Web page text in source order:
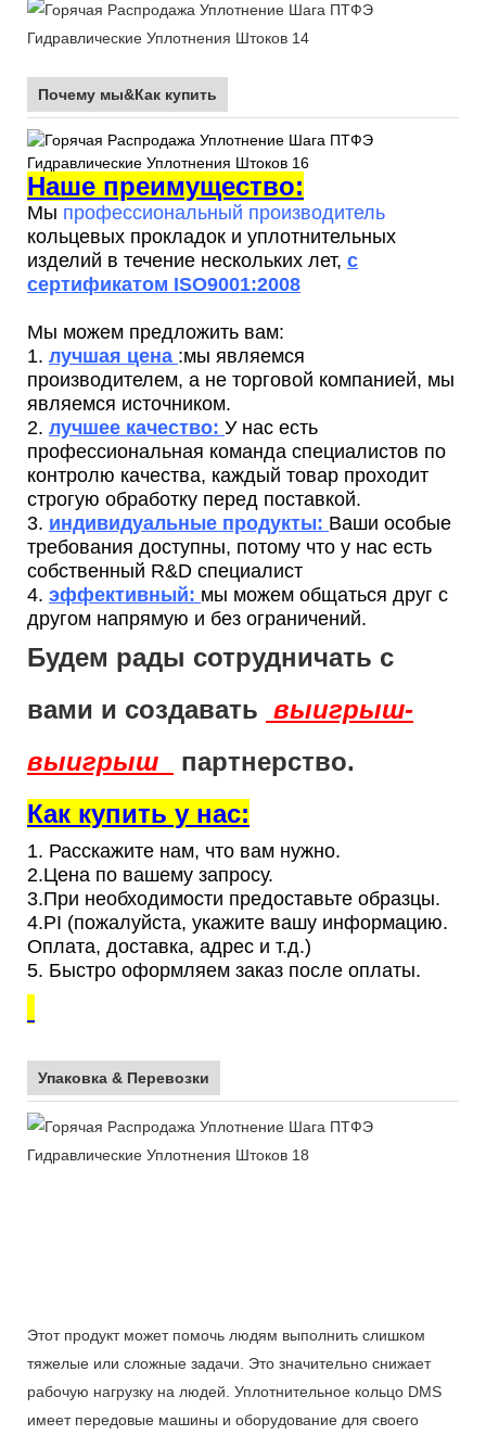
Почему мы&Как купить
Наше преимущество:
Мы профессиональный производитель
кольцевых прокладок и уплотнительных
изделий в течение нескольких лет, с
сертификатом ISO9001:2008
Мы можем предложить вам:
1. лучшая цена :мы являемся
производителем, а не торговой компанией, мы
являемся источником.
2. лучшее качество: У нас есть
профессиональная команда специалистов по
контролю качества, каждый товар проходит
строгую обработку перед поставкой.
3. индивидуальные продукты: Ваши особые
требования доступны, потому что у нас есть
собственный R&D специалист
4. эффективный: мы можем общаться друг с
другом напрямую и без ограничений.
Будем рады сотрудничать с
вами и создавать выигрыш-
выигрыш
партнерство.
Как купить у нас:
1. Расскажите нам, что вам нужно.
2.Цена по вашему запросу.
3.При необходимости предоставьте образцы.
4.PI (пожалуйста, укажите вашу информацию.
Оплата, доставка, адрес и т.д.)
5. Быстро оформляем заказ после оплаты.
Упаковка & Перевозки
Этот продукт может помочь людям выполнить слишком
тяжелые или сложные задачи. Это значительно снижает
рабочую нагрузку на людей. Уплотнительное кольцо DMS
имеет передовые машины и оборудование для своего